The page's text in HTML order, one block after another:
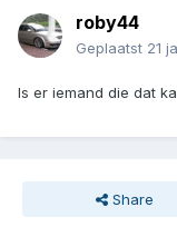
roby44
Geplaatst 21
Is er iemand die dat
Share